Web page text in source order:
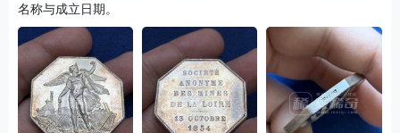
名称与成立日期。